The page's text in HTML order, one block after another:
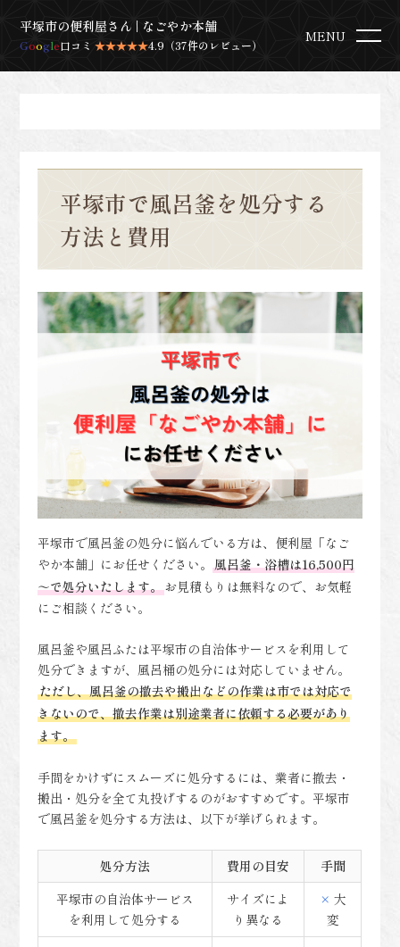
平塚市の便利屋さん | なごやか本舗
Google口コミ★★★★★4.9（37件のレビュー）
MENU
平塚市で風呂釜を処分する
方法と費用
平塚市で風呂釜の処分に悩んでいる方は、便利屋「なご
やか本舗」にお任せください。風呂釜・浴槽は16,500円
～で処分いたします。お見積もりは無料なので、お気軽
にご相談ください。
風呂釜や風呂ふたは平塚市の自治体サービスを利用して
処分できますが、風呂桶の処分には対応していません。
ただし、風呂釜の撤去や搬出などの作業は市では対応で
きないので、撤去作業は別途業者に依頼する必要があり
ます。
手間をかけずにスムーズに処分するには、業者に撤去・
搬出・処分を全て丸投げするのがおすすめです。平塚市
で風呂釜を処分する方法は、以下が挙げられます。
処分方法 費用の目安
手間
平塚市の自治体サービス
を利用して処分する
サイズによ
り異なる
× 大
変